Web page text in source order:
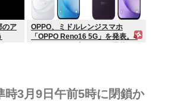
のア
OPPO、ミドルレンジスマホ
「OPPO Reno16 5G」を発表。4
時3月9日午前5時に閉鎖か